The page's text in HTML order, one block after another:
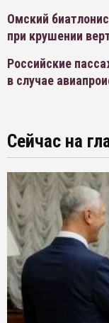
Омский
при крушении
Российские
в случае
Сейчас на